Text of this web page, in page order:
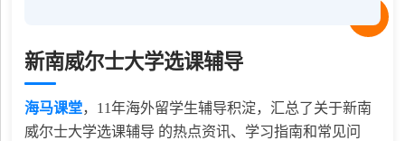
新南威尔士大学选课辅导
海马课堂， 11年海外留学生辅导积淀，汇总了关于新南
威尔士大学选课辅导 的热点资讯、学习指南和常见问